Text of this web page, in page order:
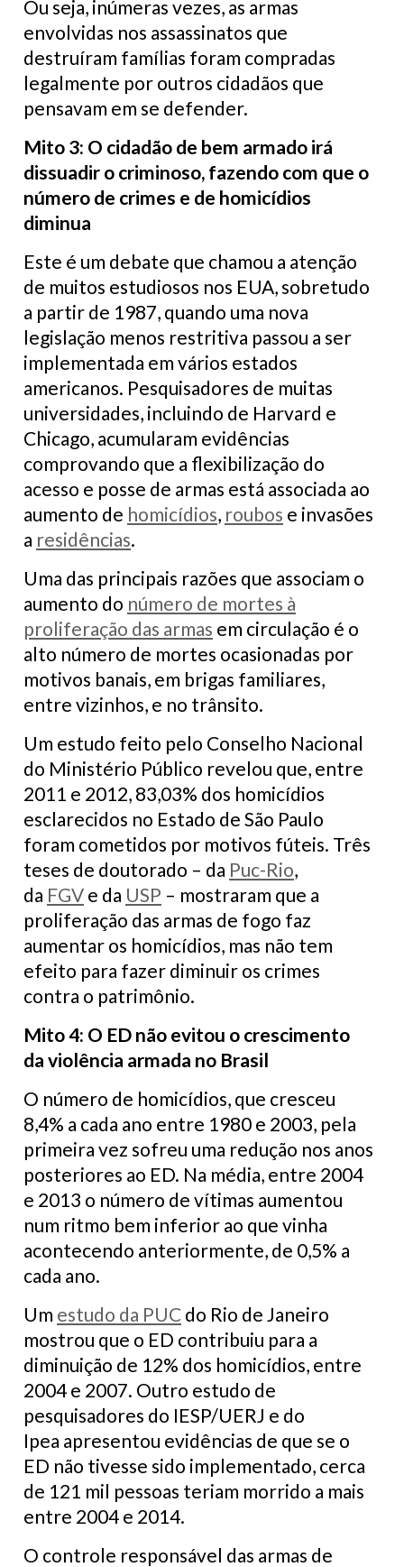
Ou seja, inúmeras vezes, as armas
envolvidas nos assassinatos que
destruíram famílias foram compradas
legalmente por outros cidadãos que
pensavam em se defender.
Mito 3: O cidadão de bem armado irá
dissuadir o criminoso, fazendo com que o
número de crimes e de homicídios
diminua
Este é um debate que chamou a atenção
de muitos estudiosos nos EUA, sobretudo
a partir de 1987, quando uma nova
legislação menos restritiva passou a ser
implementada em vários estados
americanos. Pesquisadores de muitas
universidades, incluindo de Harvard e
Chicago, acumularam evidências
comprovando que a flexibilização do
acesso e posse de armas está associada ao
aumento de homicídios, roubos e invasões
a residências.
Uma das principais razões que associam o
aumento do número de mortes à
proliferação das armas em circulação é o
alto número de mortes ocasionadas por
motivos banais, em brigas familiares,
entre vizinhos, e no trânsito.
Um estudo feito pelo Conselho Nacional
do Ministério Público revelou que, entre
2011 e 2012, 83,03% dos homicídios
esclarecidos no Estado de São Paulo
foram cometidos por motivos fúteis. Três
teses de doutorado – da Puc-Rio,
da FGV e da USP – mostraram que a
proliferação das armas de fogo faz
aumentar os homicídios, mas não tem
efeito para fazer diminuir os crimes
contra o patrimônio.
Mito 4: O ED não evitou o crescimento
da violência armada no Brasil
O número de homicídios, que cresceu
8,4% a cada ano entre 1980 e 2003, pela
primeira vez sofreu uma redução nos anos
posteriores ao ED. Na média, entre 2004
e 2013 o número de vítimas aumentou
num ritmo bem inferior ao que vinha
acontecendo anteriormente, de 0,5% a
cada ano.
Um estudo da PUC do Rio de Janeiro
mostrou que o ED contribuiu para a
diminuição de 12% dos homicídios, entre
2004 e 2007. Outro estudo de
pesquisadores do IESP/UERJ e do
Ipea apresentou evidências de que se o
ED não tivesse sido implementado, cerca
de 121 mil pessoas teriam morrido a mais
entre 2004 e 2014.
O controle responsável das armas de